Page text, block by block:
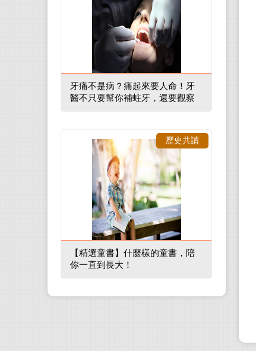
牙痛不是病？痛起來要人命！牙
醫不只要幫你補蛀牙，還要觀察
【精選童書】什麼樣的童書，陪
你一直到長大！
歷史共讀